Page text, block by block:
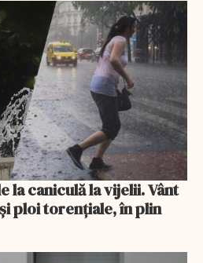
la caniculă la vijelii. Vânt
ploi torențiale, în plin